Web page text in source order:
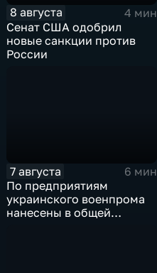
8 августа
4 мин
Сенат США одобрил
новые санкции против
России
7 августа
6 мин
По предприятиям
украинского военпрома
нанесены в общей